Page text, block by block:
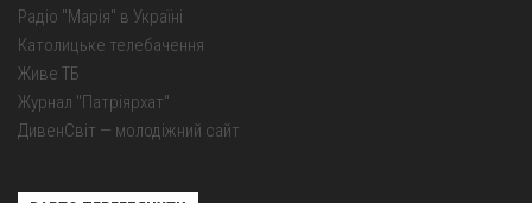
Радіо "Марія" в Україні
Католицьке телебачення
Живе ТБ
Журнал "Патріярхат"
ДивенСвіт — молодіжний сайт